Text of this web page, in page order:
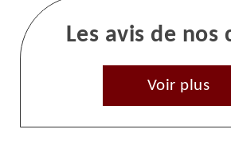
Les avis de nos
Voir plus